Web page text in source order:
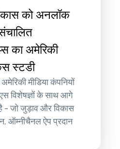
को अनलॉक
का अमेरिकी
स्टडी
मीडिया कंपनियों
विशेषज्ञों के साथ आगे
- जो जुड़ाव और विकास
ऑम्नीचैनल ऐप प्रदान